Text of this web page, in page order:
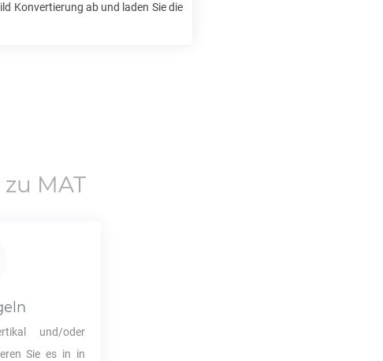
Konvertierung ab und laden Sie die
zu MAT
und/oder
Sie es in in